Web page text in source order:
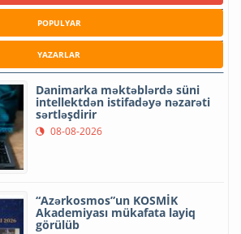
POPULYAR
YAZARLAR
Danimarka məktəblərdə süni
intellektdən istifadəyə nəzarəti
sərtləşdirir
08-08-2026
“Azərkosmos”un KOSMİK
Akademiyası mükafata layiq
görülüb